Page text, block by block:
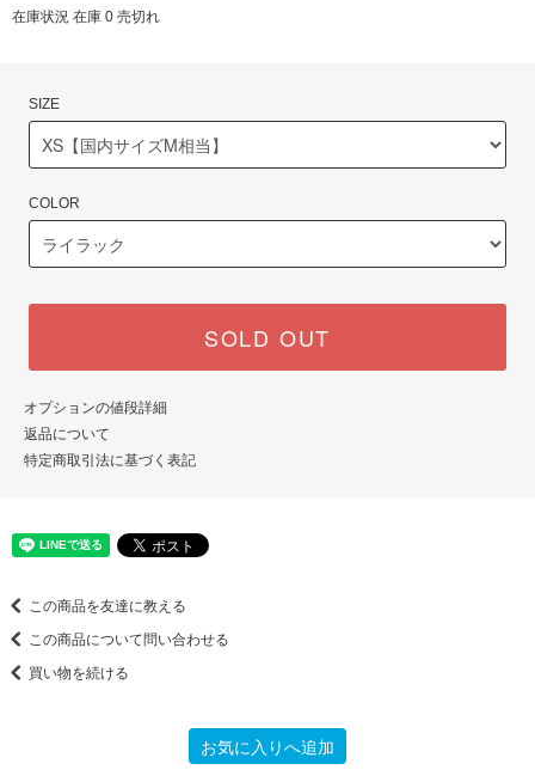
在庫状況 在庫 0 売切れ
SIZE
COLOR
SOLD OUT
オプションの値段詳細
返品について
特定商取引法に基づく表記
この商品を友達に教える
この商品について問い合わせる
買い物を続ける
お気に入りへ追加